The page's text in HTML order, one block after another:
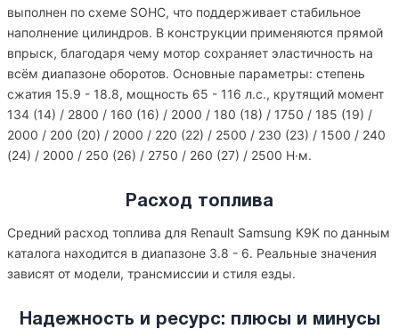
выполнен по схеме SOHC, что поддерживает стабильное
наполнение цилиндров. В конструкции применяются прямой
впрыск, благодаря чему мотор сохраняет эластичность на
всём диапазоне оборотов. Основные параметры: степень
сжатия 15.9 - 18.8, мощность 65 - 116 л.с., крутящий момент
134 (14) / 2800 / 160 (16) / 2000 / 180 (18) / 1750 / 185 (19) /
2000 / 200 (20) / 2000 / 220 (22) / 2500 / 230 (23) / 1500 / 240
(24) / 2000 / 250 (26) / 2750 / 260 (27) / 2500 Н·м.
Расход топлива
Средний расход топлива для Renault Samsung K9K по данным
каталога находится в диапазоне 3.8 - 6. Реальные значения
зависят от модели, трансмиссии и стиля езды.
Надежность и ресурс: плюсы и минусы